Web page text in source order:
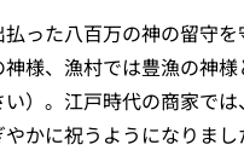
った八百万の神の留守
様、漁村では豊漁の神
）。江戸時代の商家で
かに祝うようになりまし